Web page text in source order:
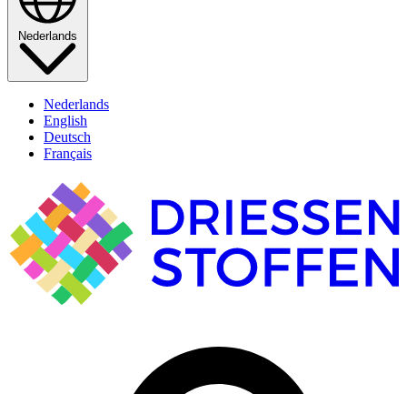
Nederlands
Nederlands
English
Deutsch
Français